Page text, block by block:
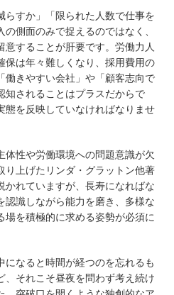
らすか」「限られた人数で仕事を
側面のみで捉えるのではなく、
することが肝要です。労働力人
保は年々難しくなり、採用費用の
働きやすい会社」や「顧客志向で
知されることはプラスだからで
態を反映していなければなりませ
性や労働環境への問題意識が欠
り上げたリンダ・グラットン他著
かれていますが、長寿になればな
認識しながら能力を磨き、多様な
を積極的に求める姿勢が必須に
になると時間が経つのを忘れるも
、それこそ昼夜を問わず考え続け